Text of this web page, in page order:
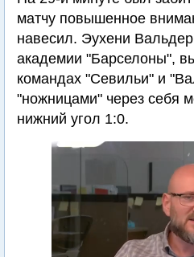
матчу повышенное
навесил. Эухени
академии "Барселоны",
командах "Севильи" и
"ножницами" через себя
нижний угол 1:0.